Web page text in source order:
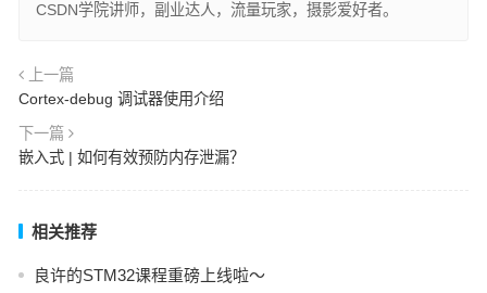
CSDN学院讲师，副业达人，流量玩家，摄影爱好者。
上一篇
Cortex-debug 调试器使用介绍
下一篇
嵌入式 | 如何有效预防内存泄漏？
相关推荐
良许的STM32课程重磅上线啦～